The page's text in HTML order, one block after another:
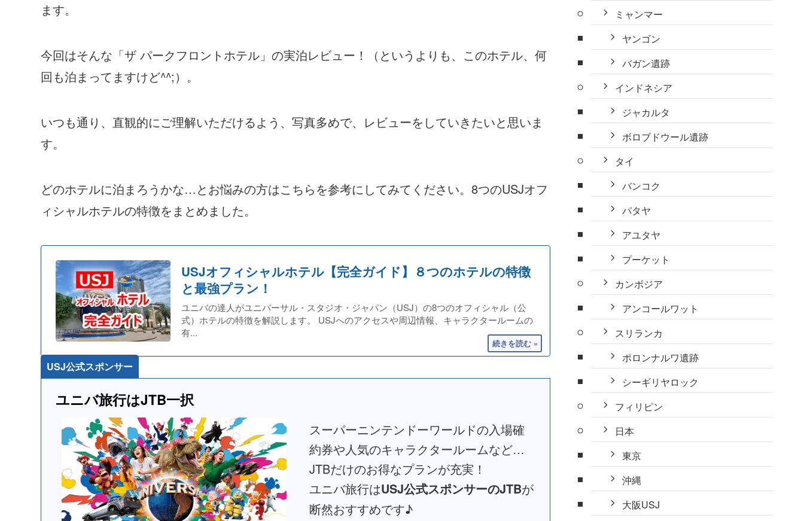
ます。
今回はそんな「ザ パークフロントホテル」の実泊レビュー！（というよりも、このホテル、何
回も泊まってますけど^^;）。
いつも通り、直観的にご理解いただけるよう、写真多めで、レビューをしていきたいと思いま
す。
どのホテルに泊まろうかな…とお悩みの方はこちらを参考にしてみてください。8つのUSJオフ
ィシャルホテルの特徴をまとめました。
USJオフィシャルホテル【完全ガイド】８つのホテルの特徴
と最強プラン！
ユニバの達人がユニバーサル・スタジオ・ジャパン（USJ）の8つのオフィシャル（公
式）ホテルの特徴を解説します。 USJへのアクセスや周辺情報、キャラクタールームの
有...
USJ公式スポンサー
ユニバ旅行はJTB一択
スーパーニンテンドーワールドの入場確
約券や人気のキャラクタールームなど…
JTBだけのお得なプランが充実！
ユニバ旅行はUSJ公式スポンサーのJTBが
断然おすすめです♪
ミャンマー
ヤンゴン
バガン遺跡
インドネシア
ジャカルタ
ボロブドウール遺跡
タイ
バンコク
パタヤ
アユタヤ
プーケット
カンボジア
アンコールワット
スリランカ
ポロンナルワ遺跡
シーギリヤロック
フィリピン
日本
東京
沖縄
大阪USJ